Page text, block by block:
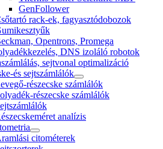
GenFollower
rack-ek, fagyasztódobozok
Opentrons, Promega
DNS izoláló robotok
sejtvonal optimalizáció
és sejtszámlálók
részecske számlálók
részecske számlálók
analízis
citométerek